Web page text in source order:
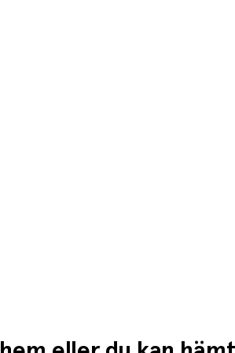
debiteras kortet/fakturan.